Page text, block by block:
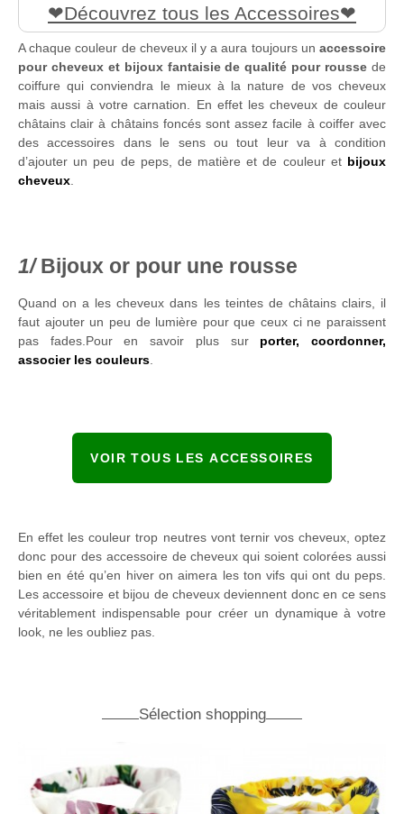
Découvrez tous les Accessoires
A chaque couleur de cheveux il y a aura toujours un accessoire
pour cheveux et bijoux fantaisie de qualité pour rousse de
coiffure qui conviendra le mieux à la nature de vos cheveux
mais aussi à votre carnation. En effet les cheveux de couleur
châtains clair à châtains foncés sont assez facile à coiffer avec
des accessoires dans le sens ou tout leur va à condition
d’ajouter un peu de peps, de matière et de couleur et bijoux
cheveux
Bijoux or pour une rousse
Quand on a les cheveux dans les teintes de châtains clairs, il
faut ajouter un peu de lumière pour que ceux ci ne paraissent
pas fades.Pour en savoir plus sur porter, coordonner,
associer les couleurs
VOIR TOUS LES ACCESSOIRES
En effet les couleur trop neutres vont ternir vos cheveux, optez
donc pour des accessoire de cheveux qui soient colorées aussi
bien en été qu’en hiver on aimera les ton vifs qui ont du peps.
Les accessoire et bijou de cheveux deviennent donc en ce sens
véritablement indispensable pour créer un dynamique à votre
look, ne les oubliez pas.
Sélection shopping